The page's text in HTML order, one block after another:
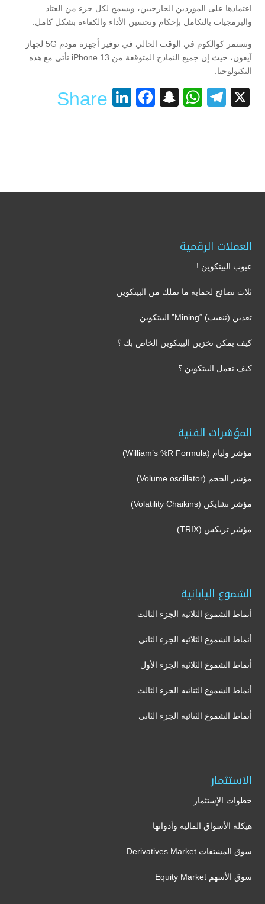
اعتمادها على الموردين الخارجيين، ويسمح لكل جزء من العتاد
والبرمجيات بالتكامل بإحكام وتحسين الأداء والكفاءة بشكل كامل.
وتستمر كوالكوم في الوقت الحالي في توفير أجهزة مودم 5G لجهاز
آيفون، حيث إن جميع النماذج المتوقعة من iPhone 13 تأتي مع هذه
التكنولوجيا.
X
Telegram
WhatsApp
Snapchat
Facebook
LinkedIn
Share
العملات الرقمية
عيوب البيتكوين !
ثلاث نصائح لحماية ما تملك من البيتكوين
تعدين (تنقيب) “Mining” البيتكوين
كيف يمكن تخزين البيتكوين الخاص بك ؟
كيف تعمل البيتكوين ؟
المؤشرات الفنية
مؤشر وليام (William’s %R Formula)
مؤشر الحجم (Volume oscillator)
مؤشر تشايكن (Volatility Chaikins)
مؤشر تريكس (TRIX)
الشموع اليابانية
أنماط الشموع الثلاثيه الجزء الثالث
أنماط الشموع الثلاثيه الجزء الثانى
أنماط الشموع الثلاثية الجزء الأول
أنماط الشموع الثنائيه الجزء الثالث
أنماط الشموع الثنائيه الجزء الثانى
الاستثمار
خطوات الإستثمار
هيكلة الأسواق المالية وأدواتها
سوق المشتقات Derivatives Market
سوق الأسهم Equity Market